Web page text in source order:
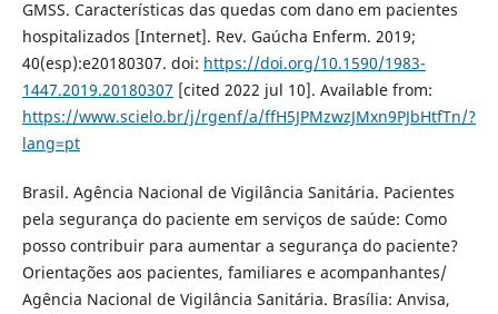
GMSS. Características das quedas com dano em pacientes
hospitalizados [Internet]. Rev. Gaúcha Enferm. 2019;
40(esp):e20180307. doi: https://doi.org/10.1590/1983-
1447.2019.20180307 [cited 2022 jul 10]. Available from:
https://www.scielo.br/j/rgenf/a/ffH5JPMzwzJMxn9PJbHtfTn/?
lang=pt
Brasil. Agência Nacional de Vigilância Sanitária. Pacientes
pela segurança do paciente em serviços de saúde: Como
posso contribuir para aumentar a segurança do paciente?
Orientações aos pacientes, familiares e acompanhantes/
Agência Nacional de Vigilância Sanitária. Brasília: Anvisa,